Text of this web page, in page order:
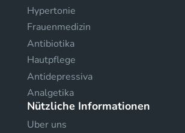
Hypertonie
Frauenmedizin
Antibiotika
Hautpflege
Antidepressiva
Analgetika
Nützliche Informationen
Uber uns